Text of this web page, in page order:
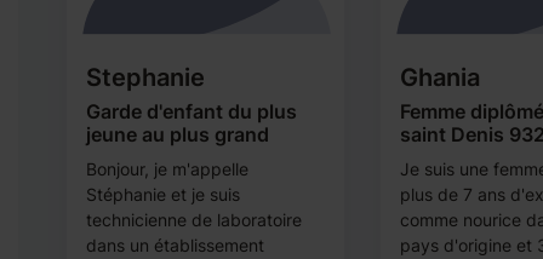
Stephanie
Garde d'enfant du plus
jeune au plus grand
Bonjour, je m'appelle
Stéphanie et je suis
technicienne de laboratoire
dans un établissement
Ghania
Femme
saint Denis
Je suis une
plus de 7 ans
comme nourice
pays d'origine et